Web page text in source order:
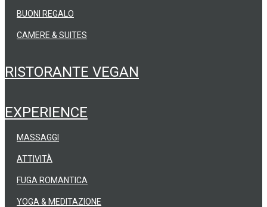
CAMERE & SUITES
BUONI REGALO
RISTORANTE VEGAN
EXPERIENCE
YOGA & MEDITAZIONE
MASSAGGI
ATTIVITÀ
FUGA ROMANTICA